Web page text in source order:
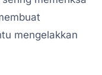
mengelakkan